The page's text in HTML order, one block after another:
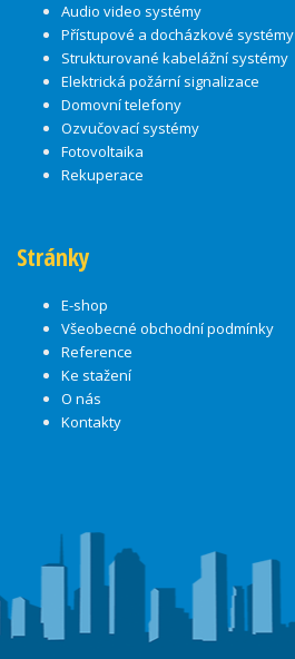
Audio video systémy
Přístupové a docházkové systémy
Strukturované kabelážní systémy
Elektrická požární signalizace
Domovní telefony
Ozvučovací systémy
Fotovoltaika
Rekuperace
Stránky
E-shop
Všeobecné obchodní podmínky
Reference
Ke stažení
O nás
Kontakty